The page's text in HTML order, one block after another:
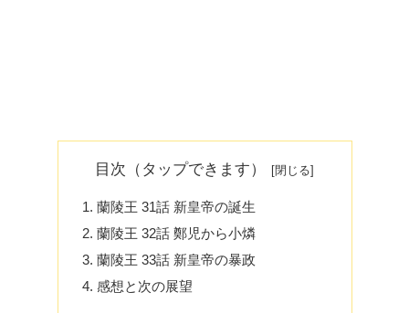
目次（タップできます）
蘭陵王 31話 新皇帝の誕生
蘭陵王 32話 鄭児から小燐
蘭陵王 33話 新皇帝の暴政
感想と次の展望